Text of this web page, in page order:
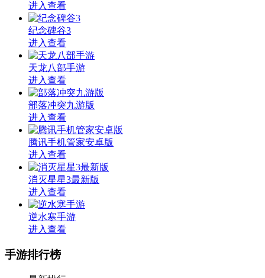
进入查看
纪念碑谷3
进入查看
天龙八部手游
进入查看
部落冲突九游版
进入查看
腾讯手机管家安卓版
进入查看
消灭星星3最新版
进入查看
逆水寒手游
进入查看
手游排行榜